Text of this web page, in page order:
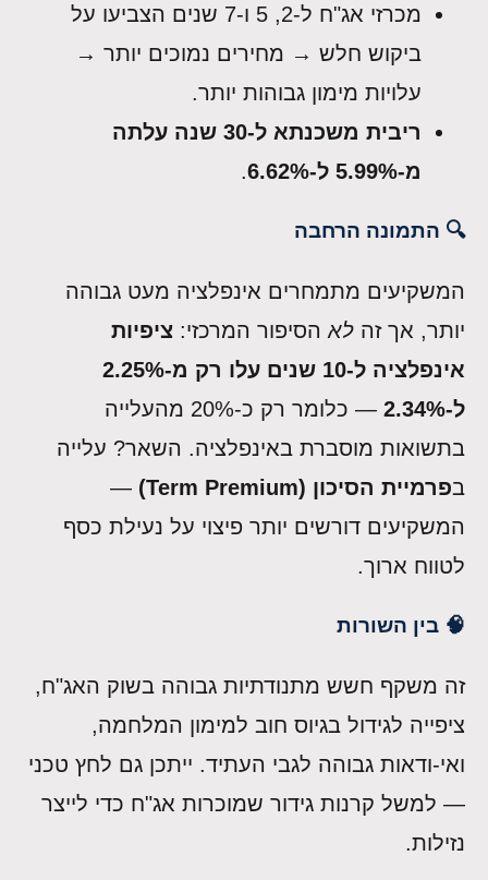
מכרזי אג"ח ל-2, 5 ו-7 שנים הצביעו על
ביקוש חלש → מחירים נמוכים יותר →
עלויות מימון גבוהות יותר.
ריבית משכנתא ל-30 שנה עלתה
מ-5.99% ל-6.62%
.
🔍 התמונה הרחבה
המשקיעים מתמחרים אינפלציה מעט גבוהה
יותר, אך זה לא הסיפור המרכזי: ציפיות
אינפלציה ל-10 שנים עלו רק מ-2.25%
ל-2.34%
— כלומר רק כ-20% מהעלייה
בתשואות מוסברת באינפלציה. השאר? עלייה
בפרמיית הסיכון (Term Premium)
—
המשקיעים דורשים יותר פיצוי על נעילת כסף
לטווח ארוך.
🧠 בין השורות
זה משקף חשש מתנודתיות גבוהה בשוק האג"ח,
ציפייה לגידול בגיוס חוב למימון המלחמה,
ואי-ודאות גבוהה לגבי העתיד. ייתכן גם לחץ טכני
— למשל קרנות גידור שמוכרות אג"ח כדי לייצר
נזילות.